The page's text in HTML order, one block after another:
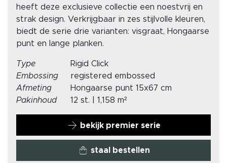
heeft deze exclusieve collectie een noestvrij en
strak design. Verkrijgbaar in zes stijlvolle kleuren,
biedt de serie drie varianten: visgraat, Hongaarse
punt en lange planken.
Type
Rigid Click
Embossing
registered embossed
Afmeting
Hongaarse punt 15x67 cm
Pakinhoud
12 st. | 1,158 m²
bekijk premier serie
staal bestellen